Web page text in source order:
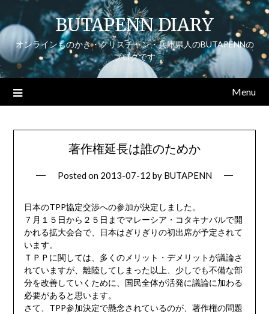
to
content
BUTAPENN DIARY
オンラインものかき・クリスチャン・兵庫県人のBUTAPENNの
ブログです
Menu
著作権延長は誰のためか
Posted on 2013-07-12 by BUTAPENN
日本のTPP協定交渉への参加が決定しました。
７月１５日から２５日までマレーシア・コタキナバルで開
かれる拡大会合で、日本はぎりぎりの初出席が予定されて
います。
ＴＰＰに関しては、多くのメリット・デメリットが議論さ
れていますが、離陸してしまった以上、少しでも不備な部
分を改善していくために、国民全体が活発に議論に加わる
必要があると思います。
さて、TPP参加決定で懸念されているのが、著作権の問題